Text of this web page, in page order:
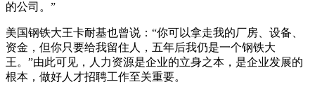
的公司。”
美国钢铁大王卡耐基也曾说：“你可以拿走我的厂房、设备、
资金，但你只要给我留住人，五年后我仍是一个钢铁大
王。”由此可见，人力资源是企业的立身之本，是企业发展的
根本，做好人才招聘工作至关重要。